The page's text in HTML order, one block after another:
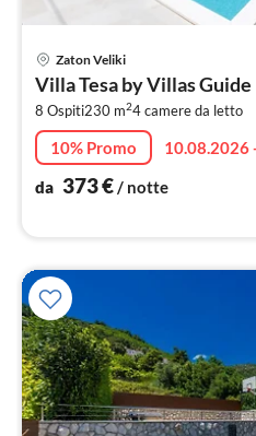
Zaton Veliki
Villa Tesa by Villas Guide
8 Ospiti230 m24camere da letto
10% Promo
10.08.2026
da 373€/ notte